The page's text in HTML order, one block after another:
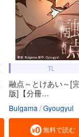
TL
融点～とけあい～[
版]【分冊...
Bulgama Gyougyul
無料で読む